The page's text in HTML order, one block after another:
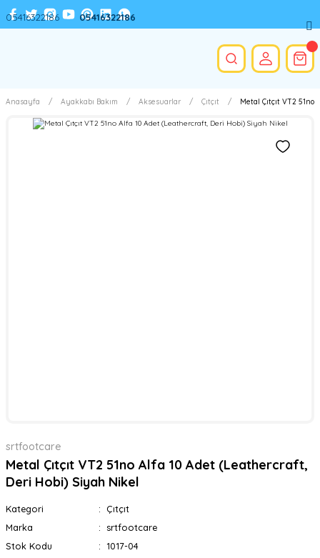
Anasayfa Ayakkabı Bakım Aksesuarlar Çıtçıt Metal Çıtçıt VT2
srtfootcare
Metal Çıtçıt VT2 51no Alfa 10 Adet (Leathercraft,
Deri Hobi) Siyah Nikel
Kategori
Çıtçıt
Marka
srtfootcare
Stok Kodu
1017-04
05416322186 05416322186